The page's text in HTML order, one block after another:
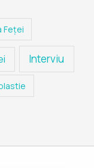
Feței
Interviu